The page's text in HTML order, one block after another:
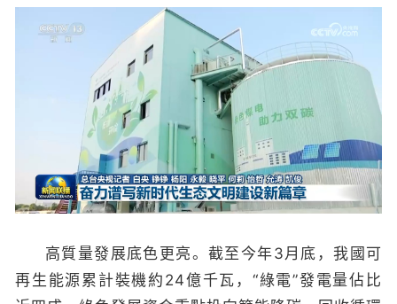
高質量發展底色更亮。截至今年3月底，我國可
再生能源累計裝機約24億千瓦，“綠電”發電量佔比